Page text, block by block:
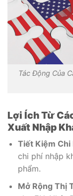
Tác Động Của
Lợi Ích Từ
Xuất Nhập
Tiết Kiệm Chi
chi phí nhập
phẩm.
Mở Rộng Thị